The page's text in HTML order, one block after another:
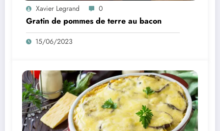
Xavier Legrand 0
Gratin de pommes de terre au bacon
15/06/2023